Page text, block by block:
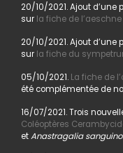
20/10/2021. Ajout
sur la fiche de l’aeschne
20/10/2021. Ajout
sur la fiche du
05/10/2021. La fiche de
été complémentée de
16/07/2021. Trois
Coléoptères
etAnastragalia